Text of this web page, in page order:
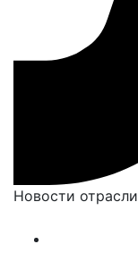
Новости отрасли